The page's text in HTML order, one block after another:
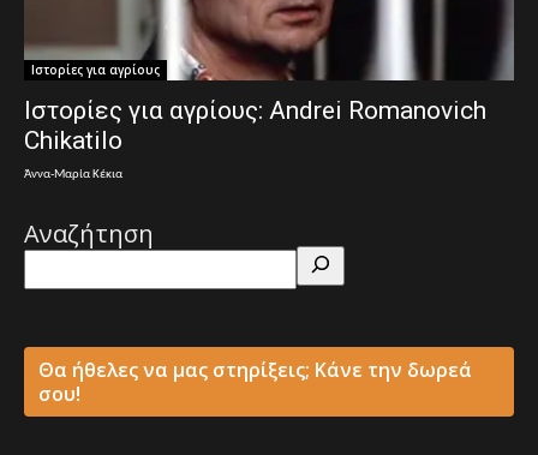
Ιστορίες για αγρίους
Ιστορίες για αγρίους: Andrei Romanovich
Chikatilo
Άννα-Μαρία Κέκια
Αναζήτηση
Θα ήθελες να μας στηρίξεις; Κάνε την δωρεά
σου!